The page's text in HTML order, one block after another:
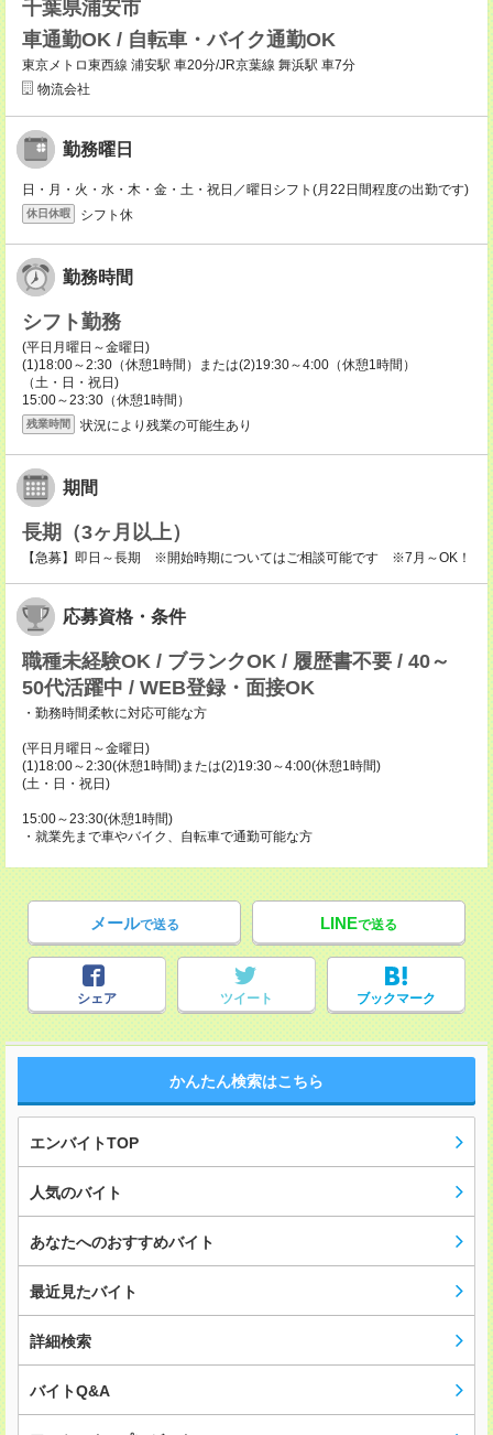
千葉県浦安市
車通勤OK / 自転車・バイク通勤OK
東京メトロ東西線 浦安駅 車20分/JR京葉線 舞浜駅 車7分
物流会社
勤務曜日
日・月・火・水・木・金・土・祝日／曜日シフト(月22日間程度の出勤です)
休日休暇 シフト休
勤務時間
シフト勤務
(平日月曜日～金曜日)
(1)18:00～2:30（休憩1時間）または(2)19:30～4:00（休憩1時間）
（土・日・祝日)
15:00～23:30（休憩1時間）
残業時間 状況により残業の可能生あり
期間
長期（3ヶ月以上）
【急募】即日～長期 ※開始時期についてはご相談可能です ※7月～OK！
応募資格・条件
職種未経験OK / ブランクOK / 履歴書不要 / 40～
50代活躍中 / WEB登録・面接OK
・勤務時間柔軟に対応可能な方
(平日月曜日～金曜日)
(1)18:00～2:30(休憩1時間)または(2)19:30～4:00(休憩1時間)
(土・日・祝日)
15:00～23:30(休憩1時間)
・就業先まで車やバイク、自転車で通勤可能な方
メールで送る LINEで送る
シェア ツイート ブックマーク
かんたん検索はこちら
エンバイトTOP
人気のバイト
あなたへのおすすめバイト
最近見たバイト
詳細検索
バイトQ&A